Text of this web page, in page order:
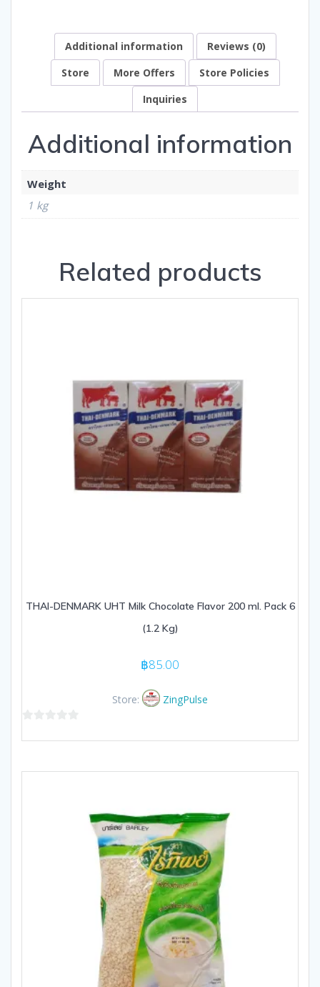
Additional information
Reviews (0)
Store
More Offers
Store Policies
Inquiries
Additional information
Weight
1 kg
Related products
THAI-DENMARK UHT Milk Chocolate Flavor 200 ml. Pack 6
(1.2 Kg)
฿85.00
Store: ZingPulse